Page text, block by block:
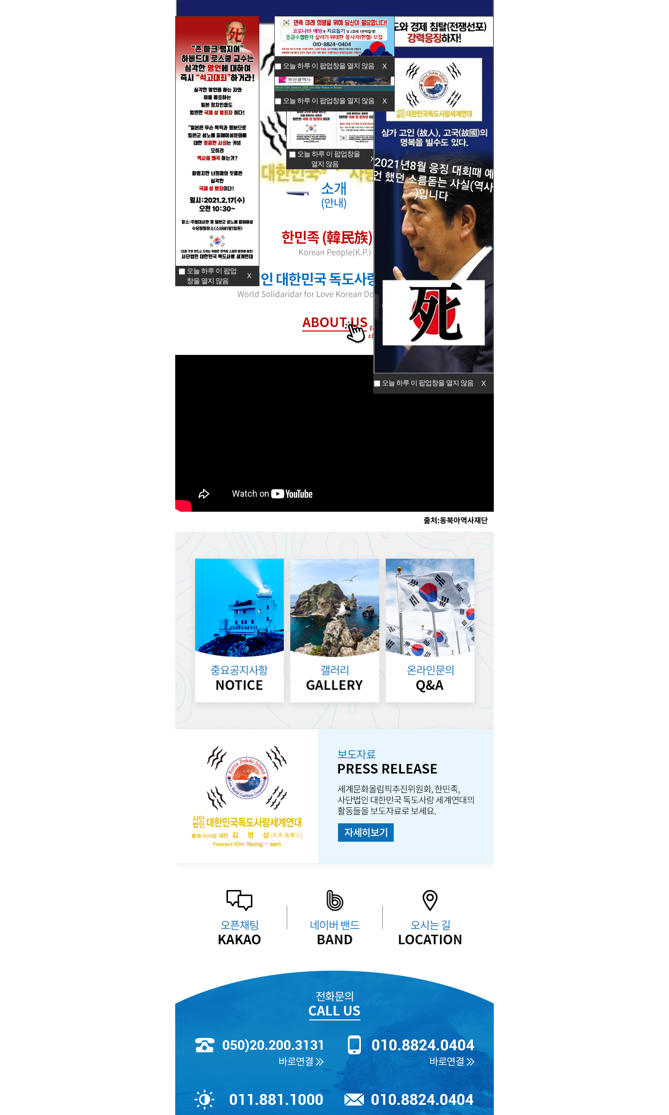
오늘 하루 이 팝업창을 열지 않음 X
오늘 하루 이 팝업창을 열지 않음 X
오늘 하루 이 팝업창을 열지 않음 X
오늘 하루 이 팝업
창을 열지 않음
X
오늘 하루 이 팝업창을
열지 않음
X